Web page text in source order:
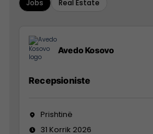
Jobs Real Estate
Avedo Kosovo
Recepsioniste
Prishtinë
31 Korrik 2026